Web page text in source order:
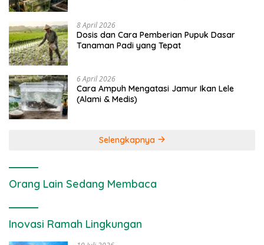
8 April 2026
Dosis dan Cara Pemberian Pupuk Dasar
Tanaman Padi yang Tepat
6 April 2026
Cara Ampuh Mengatasi Jamur Ikan Lele
(Alami & Medis)
Selengkapnya
Orang Lain Sedang Membaca
Inovasi Ramah Lingkungan